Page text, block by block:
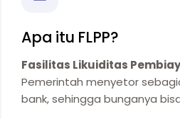
Apa itu FLPP?
Fasilitas Likuiditas
Pemerintah menyetor
bank, sehingga bunganya